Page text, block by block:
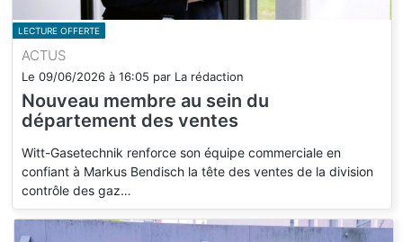
LECTURE OFFERTE
ACTUS
Le 09/06/2026 à 16:05 par La rédaction
Nouveau membre au sein du
département des ventes
Witt-Gasetechnik renforce son équipe commerciale en
confiant à Markus Bendisch la tête des ventes de la division
contrôle des gaz…